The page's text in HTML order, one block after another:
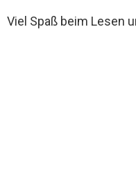
Viel Spaß beim Lesen